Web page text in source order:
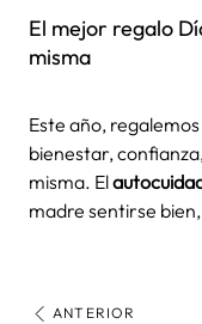
El mejor regalo
misma
Este año,
bienestar,
misma. El
madre sentirse
ANTERIOR